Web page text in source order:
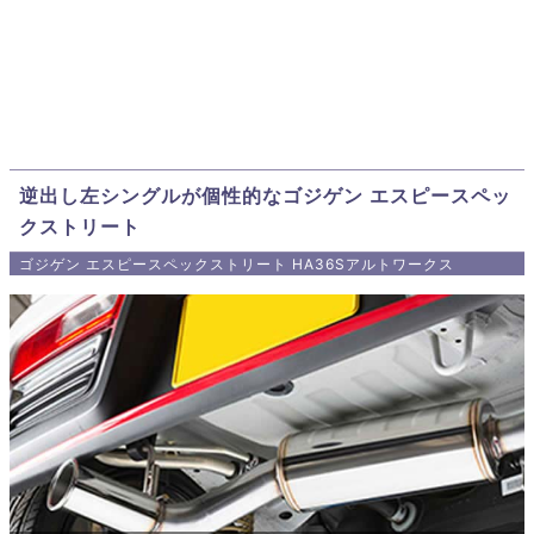
逆出し左シングルが個性的なゴジゲン エスピースペッ
クストリート
ゴジゲン エスピースペックストリート HA36Sアルトワークス